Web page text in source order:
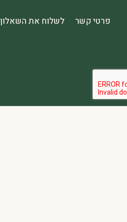
פרטי קשר לשלוח את השאלון